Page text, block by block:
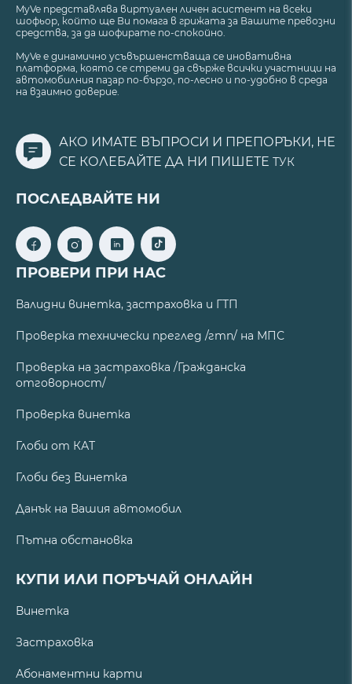
MyVe представлява виртуален личен асистент на всеки
шофьор, който ще Ви помага в грижата за Вашите превозни
средства, за да шофирате по-спокойно.
MyVe е динамично усъвършенстваща се иновативна
платформа, която се стреми да свърже всички участници на
автомобилния пазар по-бързо, по-лесно и по-удобно в среда
на взаимно доверие.
АКО ИМАТЕ ВЪПРОСИ И ПРЕПОРЪКИ, НЕ
СЕ КОЛЕБАЙТЕ ДА НИ ПИШЕТЕ ТУК
ПОСЛЕДВАЙТЕ НИ
ПРОВЕРИ ПРИ НАС
Валидни винетка, застраховка и ГТП
Проверка технически преглед /гтп/ на МПС
Проверка на застраховка /Гражданска
отговорност/
Проверка винетка
Глоби от КАТ
Глоби без Винетка
Данък на Вашия автомобил
Пътна обстановка
КУПИ ИЛИ ПОРЪЧАЙ ОНЛАЙН
Винетка
Застраховка
Абонаментни карти